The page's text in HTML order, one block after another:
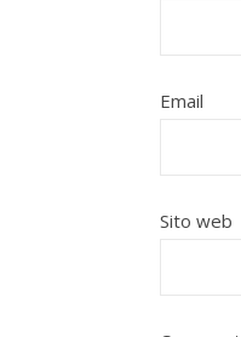
Email
Sito web